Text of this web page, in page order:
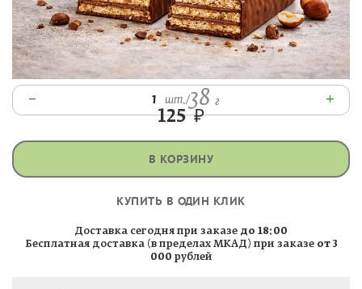
– 1 шт. /38 г +
125₽
В КОРЗИНУ
КУПИТЬ В ОДИН КЛИК
Доставка сегодня при заказе до 18:00
Бесплатная доставка (в пределах МКАД) при заказе от 3
000 рублей